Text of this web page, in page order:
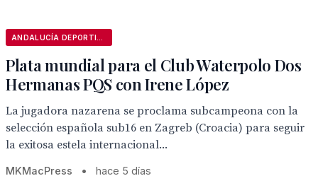
Plata mundial para el Club Waterpolo Dos
Hermanas PQS con Irene López
La jugadora nazarena se proclama subcampeona con la
selección española sub16 en Zagreb (Croacia) para seguir
la exitosa estela internacional...
MKMacPress • hace 5 días